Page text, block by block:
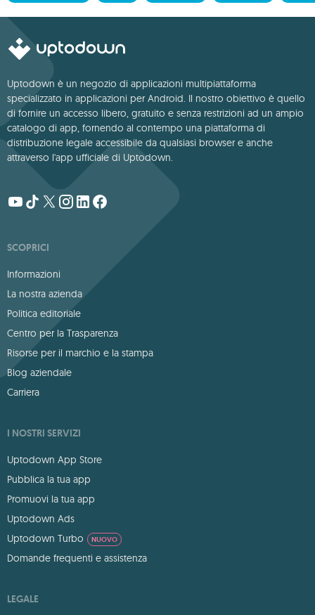
Uptodown è un negozio di applicazioni multipiattaforma
specializzato in applicazioni per Android. Il nostro obiettivo è quello
di fornire un accesso libero, gratuito e senza restrizioni ad un ampio
catalogo di app, fornendo al contempo una piattaforma di
distribuzione legale accessibile da qualsiasi browser e anche
attraverso l'app ufficiale di Uptodown.
SCOPRICI
Informazioni
La nostra azienda
Politica editoriale
Centro per la Trasparenza
Risorse per il marchio e la stampa
Blog aziendale
Carriera
I NOSTRI SERVIZI
Uptodown App Store
Pubblica la tua app
Promuovi la tua app
Uptodown Ads
Uptodown Turbo
NUOVO
Domande frequenti e assistenza
LEGALE